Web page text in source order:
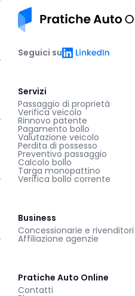
LinkedIn
Seguici su
Servizi
Passaggio di proprietà
Verifica veicolo
Rinnovo patente
Pagamento bollo
Valutazione veicolo
Perdita di possesso
Preventivo passaggio
Calcolo bollo
Targa monopattino
Verifica bollo corrente
Business
Concessionarie e rivenditori
Affiliazione agenzie
Pratiche Auto Online
Contatti